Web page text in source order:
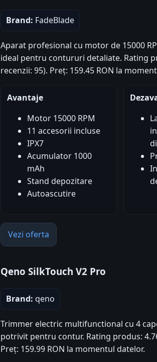
Brand: FadeBlade
Aparat profesional cu motor de 15000
ideal pentru contururi detaliate. Rating
recenzii: 95). Preț: 159.45 RON la
Avantaje
Motor 15000 RPM
11 accesorii incluse
IPX7
Acumulator 1000
mAh
Stand depozitare
Autoascutire
Vezi oferta
Qeno SilkTouch V2 Pro
Brand: qeno
Trimmer electric multifunctional cu 4
potrivit pentru contur. Rating produs:
Preț: 159.99 RON la momentul datelor.